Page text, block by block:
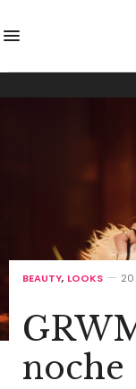
BEAUTY, LOOKS 20
noche